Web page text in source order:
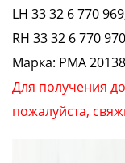
LH 33 32 6 770
RH 33 32 6 770
Марка: PMA
Для получения
пожалуйста,